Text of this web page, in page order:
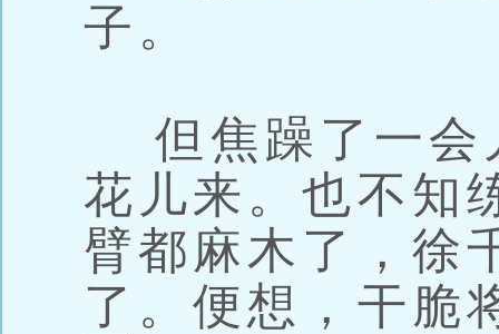
子。
但焦躁了一会
花儿来。也不知
臂都麻木了，徐
了。便想，干脆